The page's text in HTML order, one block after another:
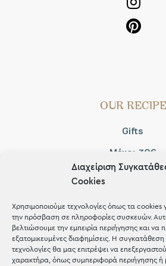
Διαχείριση
Cookies
Χρησιμοποιούμε τεχνολογίες όπως τα cookies
την πρόσβαση σε πληροφορίες συσκευών.
βελτιώσουμε την εμπειρία περιήγησης και να
εξατομικευμένες διαφημίσεις. Η συγκατάθεση
τεχνολογίες θα μας επιτρέψει να
χαρακτήρα, όπως συμπεριφορά περιήγησης ή
OUR RECIPE
Gifts
Μέχρι 30€
Blog